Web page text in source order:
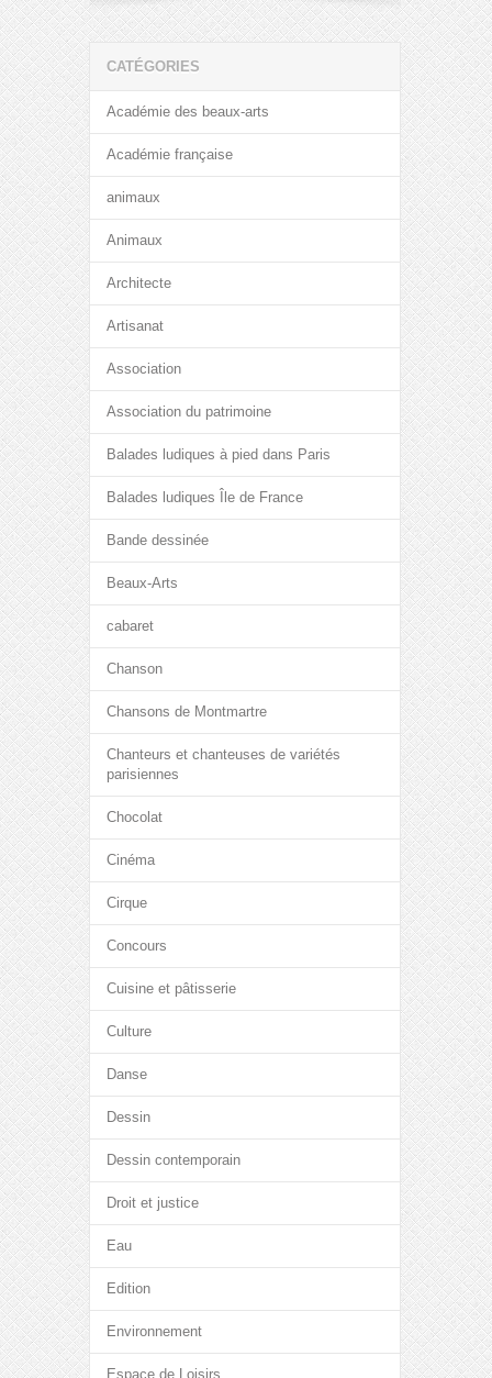
CATÉGORIES
Académie des beaux-arts
Académie française
animaux
Animaux
Architecte
Artisanat
Association
Association du patrimoine
Balades ludiques à pied dans Paris
Balades ludiques Île de France
Bande dessinée
Beaux-Arts
cabaret
Chanson
Chansons de Montmartre
Chanteurs et chanteuses de variétés
parisiennes
Chocolat
Cinéma
Cirque
Concours
Cuisine et pâtisserie
Culture
Danse
Dessin
Dessin contemporain
Droit et justice
Eau
Edition
Environnement
Espace de Loisirs